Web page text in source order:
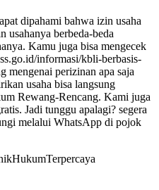
dipahami bahwa izin usaha
usahanya berbeda-beda
Kamu juga bisa mengecek
informasi/kbli-berbasis-
mengenai perizinan apa saja
usaha bisa langsung
Rewang-Rencang. Kami juga
Jadi tunggu apalagi? segera
melalui WhatsApp di pojok